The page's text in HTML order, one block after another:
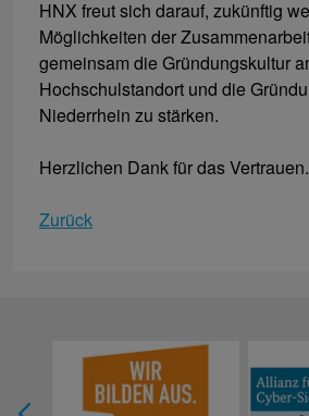
HNX freut sich darauf, zukünftig
Möglichkeiten der
gemeinsam die Gründungskultur
Hochschulstandort und die
Niederrhein zu stärken.
Herzlichen Dank für das Vertrauen.
Zurück